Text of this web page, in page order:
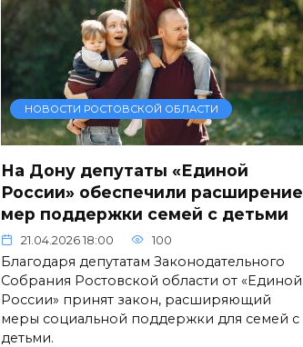
НОВОСТИ РОСТОВСКОЙ ОБЛАСТИ
На Дону депутаты «Единой
России» обеспечили расширение
мер поддержки семей с детьми
21.04.2026 18:00 100
Благодаря депутатам Законодательного
Собрания Ростовской области от «Единой
России» принят закон, расширяющий
меры социальной поддержки для семей с
детьми.